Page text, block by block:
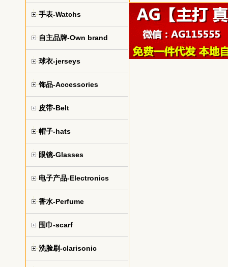
手表-Watchs
自主品牌-Own brand
球衣-jerseys
饰品-Accessories
皮带-Belt
帽子-hats
眼镜-Glasses
电子产品-Electronics
香水-Perfume
围巾-scarf
洗脸刷-clarisonic